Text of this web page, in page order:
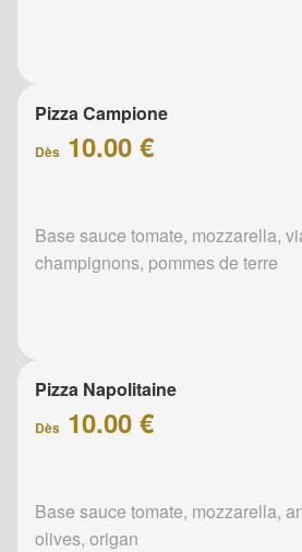
Pizza Campione
Dès 10.00 €
Base sauce tomate, mozzarella,
champignons, pommes de terre
Pizza Napolitaine
Dès 10.00 €
Base sauce tomate, mozzarella,
olives, origan